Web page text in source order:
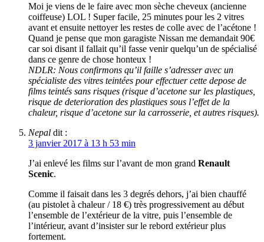
Moi je viens de le faire avec mon sèche cheveux (ancienne
coiffeuse) LOL ! Super facile, 25 minutes pour les 2 vitres
avant et ensuite nettoyer les restes de colle avec de l’acétone !
Quand je pense que mon garagiste Nissan me demandait 90€
car soi disant il fallait qu’il fasse venir quelqu’un de spécialisé
dans ce genre de chose honteux !
NDLR: Nous confirmons qu’il faille s’adresser avec un
spécialiste des vitres teintées pour effectuer cette depose de
films teintés sans risques (risque d’acetone sur les plastiques,
risque de deterioration des plastiques sous l’effet de la
chaleur, risque d’acetone sur la carrosserie, et autres risques).
Nepal dit :
3 janvier 2017 à 13 h 53 min
J’ai enlevé les films sur l’avant de mon grand Renault
Scenic.
Comme il faisait dans les 3 degrés dehors, j’ai bien chauffé
(au pistolet à chaleur / 18 €) très progressivement au début
l’ensemble de l’extérieur de la vitre, puis l’ensemble de
l’intérieur, avant d’insister sur le rebord extérieur plus
fortement.